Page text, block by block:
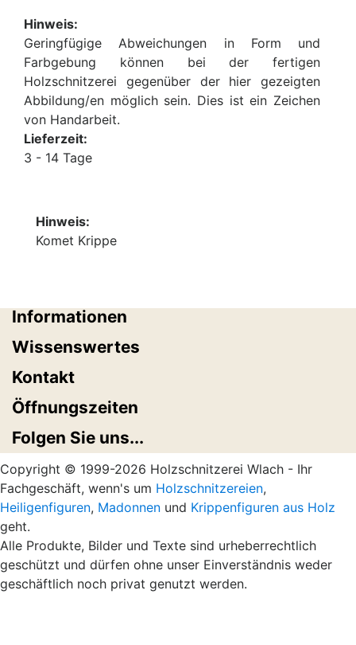
Hinweis:
Geringfügige Abweichungen in Form und
Farbgebung können bei der fertigen
Holzschnitzerei gegenüber der hier gezeigten
Abbildung/en möglich sein. Dies ist ein Zeichen
von Handarbeit.
Lieferzeit:
3 - 14 Tage
Hinweis:
Komet Krippe
Informationen
Wissenswertes
Kontakt
Öffnungszeiten
Folgen Sie uns...
Copyright © 1999-2026 Holzschnitzerei Wlach - Ihr
Fachgeschäft, wenn's um Holzschnitzereien,
Heiligenfiguren, Madonnen und Krippenfiguren aus Holz
geht.
Alle Produkte, Bilder und Texte sind urheberrechtlich
geschützt und dürfen ohne unser Einverständnis weder
geschäftlich noch privat genutzt werden.